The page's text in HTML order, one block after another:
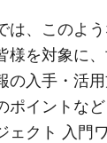
は、このよ
様を対象に
の入手・活
ポイントな
ェクト 入門